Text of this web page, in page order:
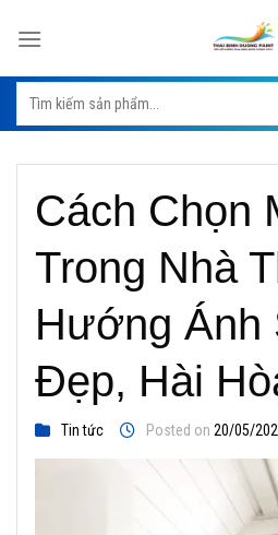
Tìm
kiếm:
Cách Chọn
Trong Nhà
Hướng Ánh
Đẹp, Hài
Tin tức Posted on 20/05/